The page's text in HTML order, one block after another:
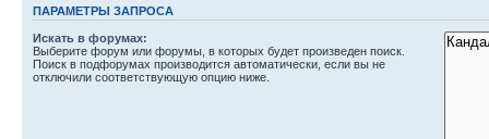
ПАРАМЕТРЫ ЗАПРОСА
Искать в форумах:
Выберите форум или форумы, в которых будет произведен поиск.
Поиск в подфорумах производится автоматически, если вы не
отключили соответствующую опцию ниже.